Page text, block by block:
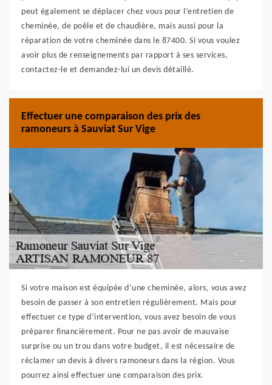
peut également se déplacer chez vous pour l’entretien de
cheminée, de poêle et de chaudière, mais aussi pour la
réparation de votre cheminée dans le 87400. Si vous voulez
avoir plus de renseignements par rapport à ses services,
contactez-le et demandez-lui un devis détaillé.
Effectuer une comparaison des prix des
ramoneurs à Sauviat Sur Vige
Si votre maison est équipée d’une cheminée, alors, vous avez
besoin de passer à son entretien régulièrement. Mais pour
effectuer ce type d’intervention, vous avez besoin de vous
préparer financièrement. Pour ne pas avoir de mauvaise
surprise ou un trou dans votre budget, il est nécessaire de
réclamer un devis à divers ramoneurs dans la région. Vous
pourrez ainsi effectuer une comparaison des prix.